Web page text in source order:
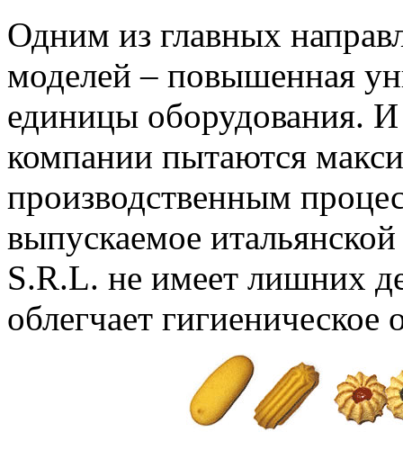
Одним из главных
моделей – повышенная
единицы оборудования.
компании пытаются
производственным
выпускаемое
S.R.L. не имеет лишних
облегчает гигиеническое